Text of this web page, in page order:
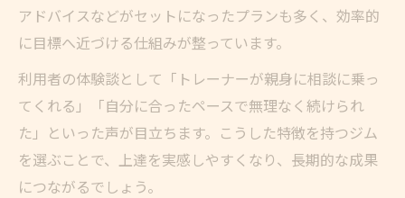
アドバイスなどがセットになったプランも多く、効率的
に目標へ近づける仕組みが整っています。
利用者の体験談として「トレーナーが親身に相談に乗っ
てくれる」「自分に合ったペースで無理なく続けられ
た」といった声が目立ちます。こうした特徴を持つジム
を選ぶことで、上達を実感しやすくなり、長期的な成果
につながるでしょう。